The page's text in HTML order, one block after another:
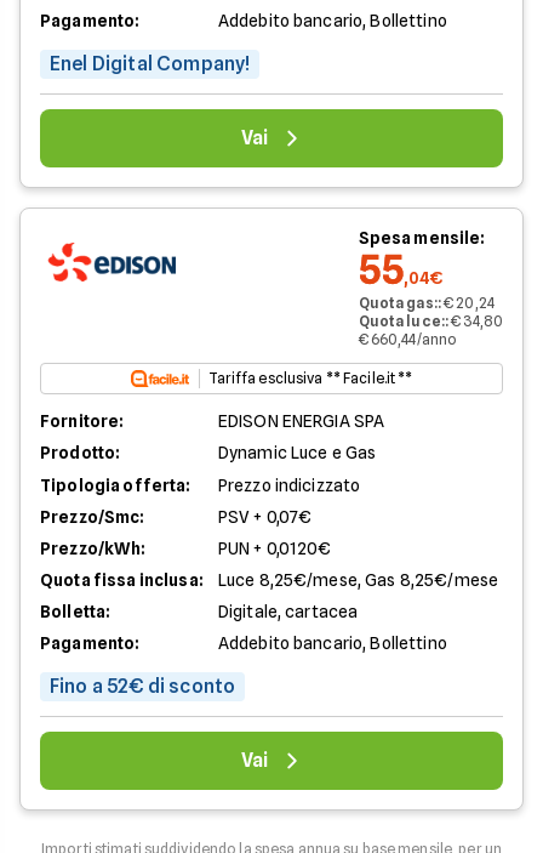
Pagamento:
Addebito bancario, Bollettino
Enel Digital Company!
Vai
Spesa mensile:
55,04€
Quota gas::€ 20,24
Quota luce::€ 34,80
€ 660,44/anno
Tariffa esclusiva ** Facile.it **
Fornitore:
EDISON ENERGIA SPA
Prodotto:
Dynamic Luce e Gas
Tipologia offerta:
Prezzo indicizzato
Prezzo/Smc:
PSV + 0,07€
Prezzo/kWh:
PUN + 0,0120€
Quota fissa inclusa:
Luce 8,25€/mese, Gas 8,25€/mese
Bolletta:
Digitale, cartacea
Pagamento:
Addebito bancario, Bollettino
Fino a 52€ di sconto
Vai
Importi stimati suddividendo la spesa annua su base mensile, per un